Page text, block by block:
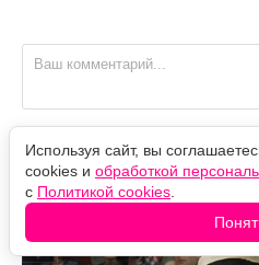
Высотку на Котельнической
"Старика Хоттабыча"
Используя сайт, вы
cookies и обработкой
с Политикой cookies